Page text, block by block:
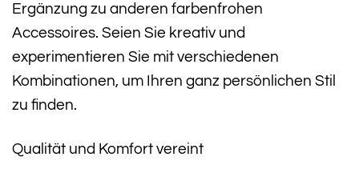
Ergänzung zu anderen farbenfrohen
Accessoires. Seien Sie kreativ und
experimentieren Sie mit verschiedenen
Kombinationen, um Ihren ganz persönlichen Stil
zu finden.
Qualität und Komfort vereint